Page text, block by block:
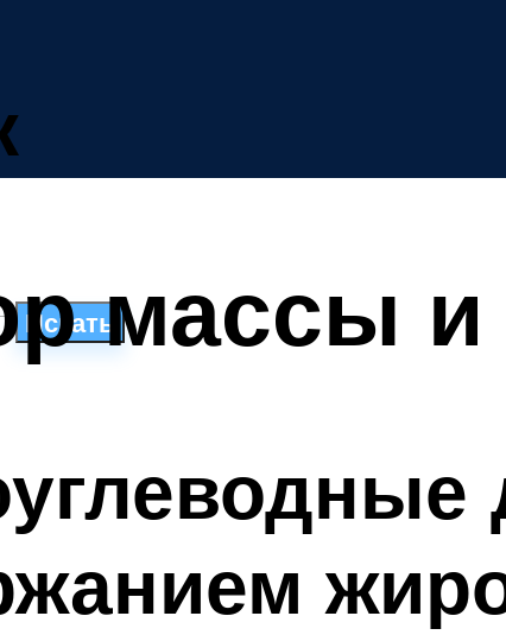
Искатьмассы